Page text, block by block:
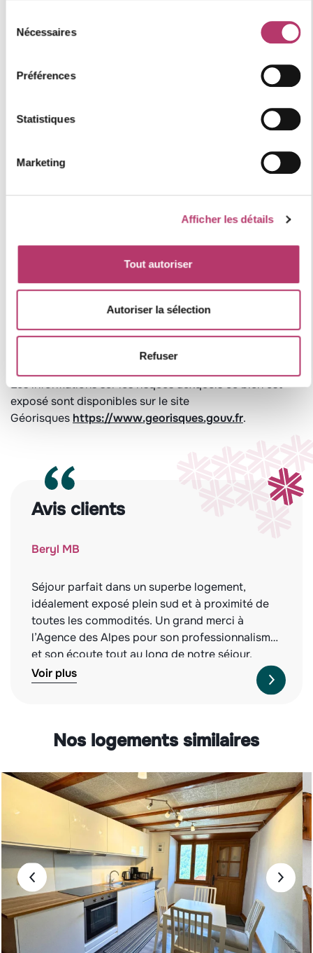
Nécessaires
Préférences
Statistiques
Marketing
Afficher les détails
Tout autoriser
Autoriser la sélection
Refuser
+
Les informations sur les risques auxquels ce bien est
exposé sont disponibles sur le site
Géorisques https://www.georisques.gouv.fr.
Avis clients
Beryl MB
Séjour parfait dans un superbe logement,
idéalement exposé plein sud et à proximité de
toutes les commodités. Un grand merci à
l’Agence des Alpes pour son professionnalisme
et son écoute tout au long de notre séjour.
Nous recommandons vivement cette agence,
tant pour la qualité des biens proposés que
Voir plus
Nos logements similaires